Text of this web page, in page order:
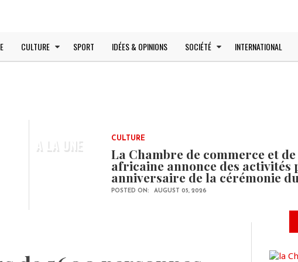
CULTURE SPORT IDÉES & OPINIONS SOCIÉTÉ INTERNATIONAL
A LA UNE CULTURE
La Chambre de commerce et
africaine annonce des activités
anniversaire de la cérémonie
POSTED ON: AUGUST 05, 2026